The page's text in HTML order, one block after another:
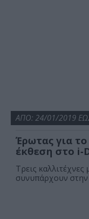
ΑΠΟ: 24/01/2019
Έρωτας για
έκθεση στο i-
Τρεις
συνυπάρχουν στην